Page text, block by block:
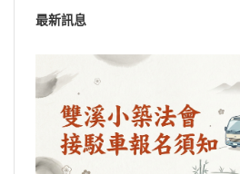
最新訊息